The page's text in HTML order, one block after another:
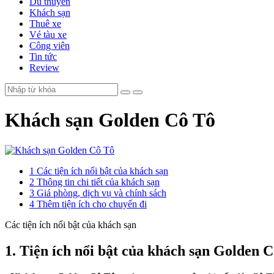
Khách sạn
Thuê xe
Vé tàu xe
Công viên
Tin tức
Review
Khách sạn Golden Cô Tô
1 Các tiện ích nổi bật của khách sạn
2 Thông tin chi tiết của khách sạn
3 Giá phòng, dịch vụ và chính sách
4 Thêm tiện ích cho chuyến đi
Các tiện ích nổi bật của khách sạn
1. Tiện ích nổi bật của khách sạn Golden